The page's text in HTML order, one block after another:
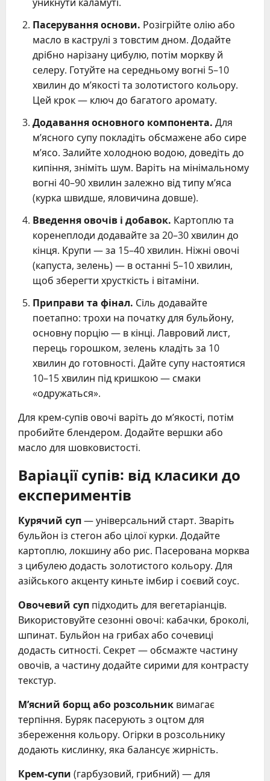
Пасерування основи. Розігрійте олію або
масло в каструлі з товстим дном. Додайте
дрібно нарізану цибулю, потім моркву й
селеру. Готуйте на середньому вогні 5–10
хвилин до м’якості та золотистого кольору.
Цей крок — ключ до багатого аромату.
Додавання основного компонента. Для
м’ясного супу покладіть обсмажене або сире
м’ясо. Залийте холодною водою, доведіть до
кипіння, зніміть шум. Варіть на мінімальному
вогні 40–90 хвилин залежно від типу м’яса
(курка швидше, яловичина довше).
Введення овочів і добавок. Картоплю та
коренеплоди додавайте за 20–30 хвилин до
кінця. Крупи — за 15–40 хвилин. Ніжні овочі
(капуста, зелень) — в останні 5–10 хвилин,
щоб зберегти хрусткість і вітаміни.
Приправи та фінал. Сіль додавайте
поетапно: трохи на початку для бульйону,
основну порцію — в кінці. Лавровий лист,
перець горошком, зелень кладіть за 10
хвилин до готовності. Дайте супу настоятися
10–15 хвилин під кришкою — смаки
«одружаться».
Для крем-супів овочі варіть до м’якості, потім
пробийте блендером. Додайте вершки або
масло для шовковистості.
Варіації супів: від класики до
експериментів
Курячий суп— універсальний старт. Зваріть
бульйон із стегон або цілої курки. Додайте
картоплю, локшину або рис. Пасерована морква
з цибулею додасть золотистого кольору. Для
азійського акценту киньте імбир і соєвий соус.
Овочевий суп підходить для вегетаріанців.
Використовуйте сезонні овочі: кабачки, броколі,
шпинат. Бульйон на грибах або сочевиці
додасть ситності. Секрет — обсмажте частину
овочів, а частину додайте сирими для контрасту
текстур.
М’ясний борщ або розсольник вимагає
терпіння. Буряк пасерують з оцтом для
збереження кольору. Огірки в розсольнику
додають кислинку, яка балансує жирність.
Крем-супи (гарбузовий, грибний) — для